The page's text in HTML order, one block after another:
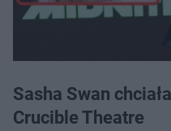
Sasha Swan
Crucible Theatre